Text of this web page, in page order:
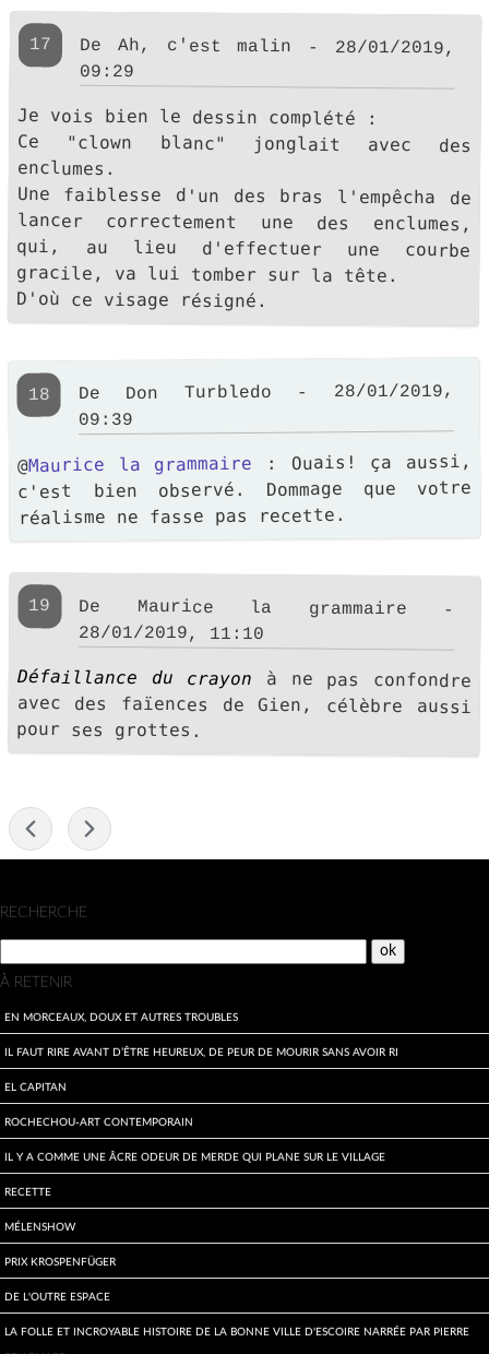
17 De Ah, c'est malin - 28/01/2019,
09:29
Je vois bien le dessin complété :
Ce "clown blanc" jonglait avec des
enclumes.
Une faiblesse d'un des bras l'empêcha de
lancer correctement une des enclumes,
qui, au lieu d'effectuer une courbe
gracile, va lui tomber sur la tête.
D'où ce visage résigné.
18 De Don Turbledo - 28/01/2019,
09:39
@Maurice la grammaire : Ouais! ça aussi,
c'est bien observé. Dommage que votre
réalisme ne fasse pas recette.
19 De Maurice la grammaire -
28/01/2019, 11:10
Défaillance du crayon à ne pas confondre
avec des faïences de Gien, célèbre aussi
pour ses grottes.
Menu
RECHERCHE
À RETENIR
En morceaux, doux et autres troubles
Il faut rire avant d’être heureux, de peur de mourir sans avoir ri
El Capitan
Rochechou-art contemporain
Il y a comme une âcre odeur de merde qui plane sur le village
Recette
Mélenshow
Prix Krospenfüger
De l'outre espace
La folle et incroyable histoire de la bonne ville d'Escoire narrée par Pierre